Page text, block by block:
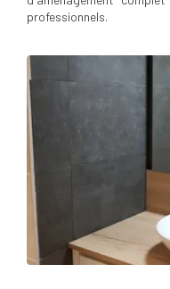
professionnels.